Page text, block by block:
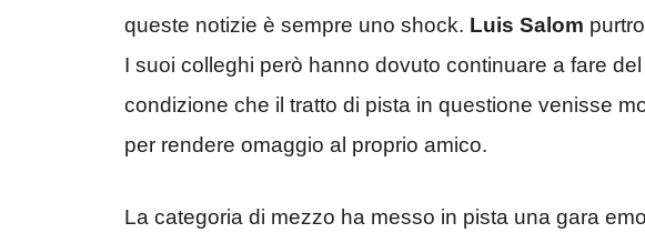
queste notizie è sempre uno shock. Luis Salom
I suoi colleghi però hanno dovuto continuare a fare
condizione che il tratto di pista in questione venisse
per rendere omaggio al proprio amico.
La categoria di mezzo ha messo in pista una gara